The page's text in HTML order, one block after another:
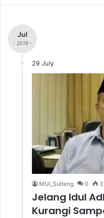
Jul
- 2019 -
29 July
MUI_Sulteng 0
Jelang Idul
Kurangi